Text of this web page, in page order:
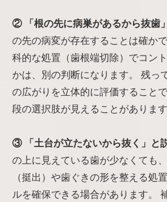
② 「根の先に病巣があるから抜歯
の先の病変が存在することは確か
科的な処置（歯根端切除）でコン
かは、別の判断になります。 残っ
の広がりを立体的に評価すること
段の選択肢が見えることがあります
③ 「土台が立たないから抜く」と
の上に見えている歯が少なくても
（挺出）や歯ぐきの形を整える処
ルを確保できる場合があります。